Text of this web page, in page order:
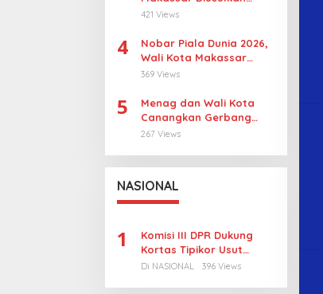
Revitalisasi, Pulau
Prioritas
421 Views
4
Nobar Piala Dunia 2026,
Wali Kota Makassar
Dorong UMKM Tumbuh di
369 Views
5
Menag dan Wali Kota
Canangkan Gerbang
Moderasi di Makassar
267 Views
NASIONAL
1
Komisi III DPR Dukung
Kortas Tipikor Usut
Tuntas Dugaan Korupsi
Di NASIONAL 396 Views